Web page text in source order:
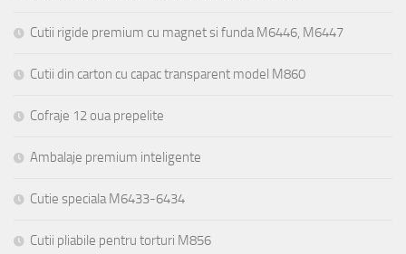
Cutii rigide premium cu magnet si funda M6446, M6447
Cutii din carton cu capac transparent model M860
Cofraje 12 oua prepelite
Ambalaje premium inteligente
Cutie speciala M6433-6434
Cutii pliabile pentru torturi M856